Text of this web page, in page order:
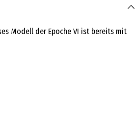
Modell der Epoche VI ist bereits mit